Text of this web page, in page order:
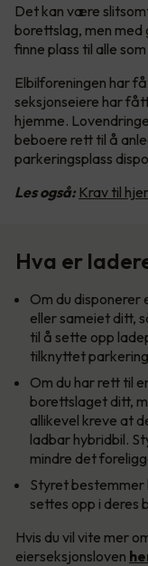
Det kan være
borettslag, men med
finne plass til alle
Elbilforeningen har
seksjonseiere har
hjemme.
beboere rett til å
parkeringsplass
Les også: Krav til
Hva er
Om du disponerer
eller sameiet ditt,
til å sette opp
tilknyttet
Om du har rett til
borettslaget ditt,
allikevel kreve at
ladbar hybridbil.
mindre det
Styret bestemmer
settes opp i deres
Hvis du vil vite mer
eierseksjonsloven